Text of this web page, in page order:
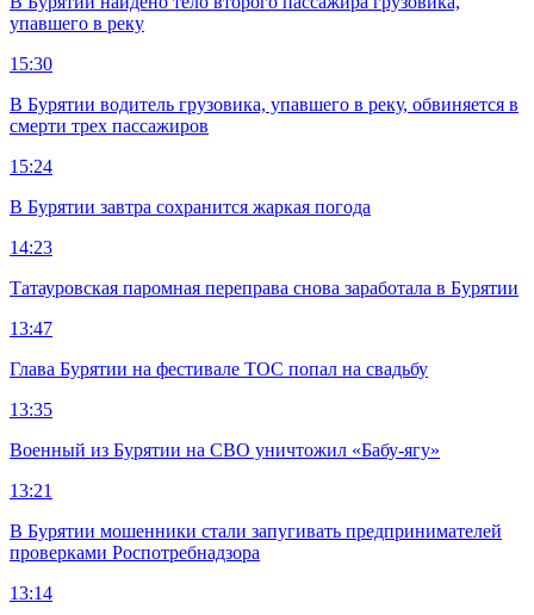
упавшего в реку
15:30
В Бурятии водитель грузовика, упавшего в реку, обвиняется в
смерти трех пассажиров
15:24
В Бурятии завтра сохранится жаркая погода
14:23
Татауровская паромная переправа снова заработала в Бурятии
13:47
Глава Бурятии на фестивале ТОС попал на свадьбу
13:35
Военный из Бурятии на СВО уничтожил «Бабу-ягу»
13:21
В Бурятии мошенники стали запугивать предпринимателей
проверками Роспотребнадзора
13:14